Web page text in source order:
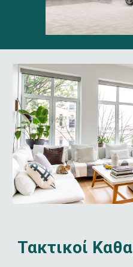
Τακτικοί